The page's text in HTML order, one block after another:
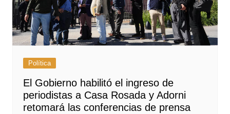
Política
El Gobierno habilitó el ingreso de
periodistas a Casa Rosada y Adorni
retomará las conferencias de prensa